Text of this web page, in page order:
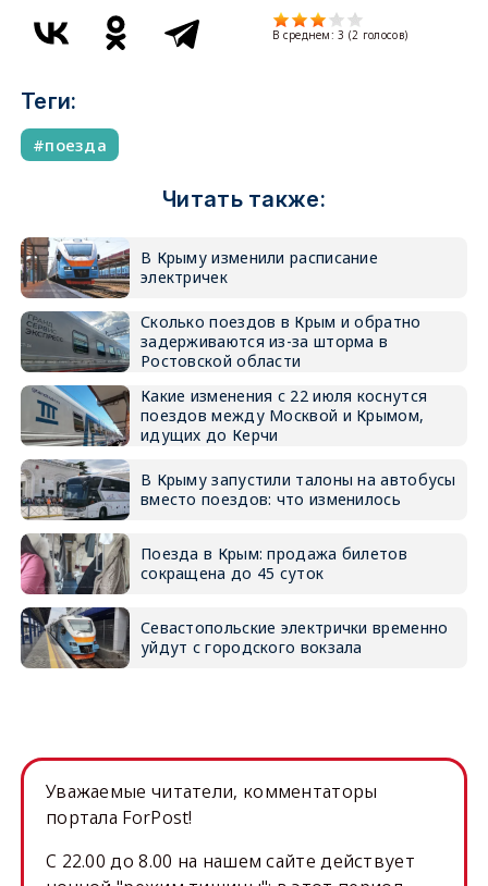
В среднем:3 (2 голосов)
Теги:
поезда
Читать также:
В Крыму изменили расписание
электричек
Сколько поездов в Крым и обратно
задерживаются из-за шторма в
Ростовской области
Какие изменения с 22 июля коснутся
поездов между Москвой и Крымом,
идущих до Керчи
В Крыму запустили талоны на автобусы
вместо поездов: что изменилось
Поезда в Крым: продажа билетов
сокращена до 45 суток
Севастопольские электрички временно
уйдут с городского вокзала
Уважаемые читатели, комментаторы
портала ForPost!
C 22.00 до 8.00 на нашем сайте действует